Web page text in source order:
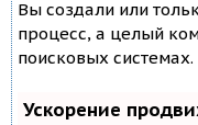
Вы создали или
процесс, а целый
поисковых системах.
Ускорение